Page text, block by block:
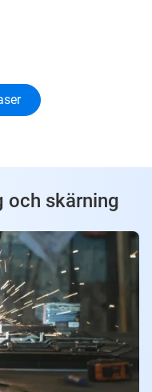
och skärning